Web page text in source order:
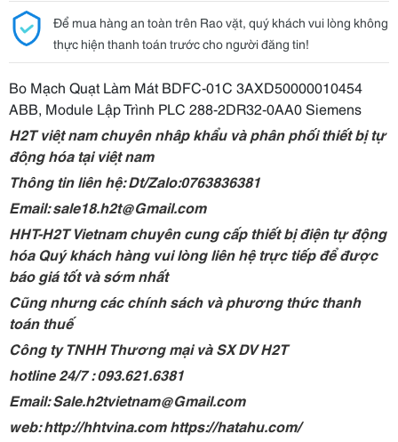
Để mua hàng an toàn trên Rao vặt, quý khách vui lòng không
thực hiện thanh toán trước cho người đăng tin!
Bo Mạch Quạt Làm Mát BDFC-01C 3AXD50000010454
ABB, Module Lập Trình PLC 288-2DR32-0AA0 Siemens
H2T việt nam chuyên nhập khẩu và phân phối thiết bị tự
động hóa tại việt nam
Thông tin liên hệ: Dt/Zalo:0763836381
Email: sale18.h2t@Gmail.com
HHT-H2T Vietnam chuyên cung cấp thiết bị điện tự động
hóa Quý khách hàng vui lòng liên hệ trực tiếp để được
báo giá tốt và sớm nhất
Cũng nhưng các chính sách và phương thức thanh
toán thuế
Công ty TNHH Thương mại và SX DV H2T
hotline 24/7 : 093.621.6381
Email: Sale.h2tvietnam@Gmail.com
web: http://hhtvina.com https://hatahu.com/